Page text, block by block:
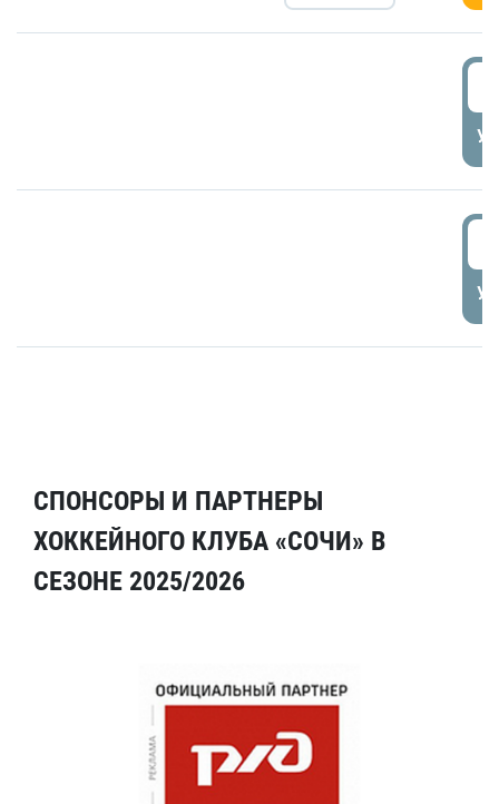
СПОНСОРЫ И ПАРТНЕРЫ
ХОККЕЙНОГО КЛУБА «СОЧИ» В
СЕЗОНЕ 2025/2026